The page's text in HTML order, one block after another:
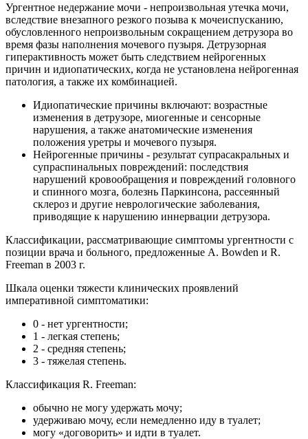
Ургентное недержание мочи - непроизвольная утечка мочи,
вследствие внезапного резкого позыва к мочеиспусканию,
обусловленного непроизвольным сокращением детрузора во
время фазы наполнения мочевого пузыря. Детрузорная
гиперактивность может быть следствием нейрогенных
причин и идиопатических, когда не установлена нейрогенная
патология, а также их комбинацией.
Идиопатические причины включают: возрастные
изменения в детрузоре, миогенные и сенсорные
нарушения, а также анатомические изменения
положения уретры и мочевого пузыря.
Нейрогенные причины - результат супрасакральных и
супраспинальных повреждений: последствия
нарушений кровообращения и повреждений головного
и спинного мозга, болезнь Паркинсона, рассеянный
склероз и другие неврологические заболевания,
приводящие к нарушению иннервации детрузора.
Классификации, рассматривающие симптомы ургентности с
позиции врача и больного, предложенные A. Вowden и R.
Freeman в 2003 г.
Шкала оценки тяжести клинических проявлений
императивной симптоматики:
0 - нет ургентности;
1 - легкая степень;
2 - средняя степень;
3 - тяжелая степень.
Классификация R. Freeman:
обычно не могу удержать мочу;
удерживаю мочу, если немедленно иду в туалет;
могу «договорить» и идти в туалет.